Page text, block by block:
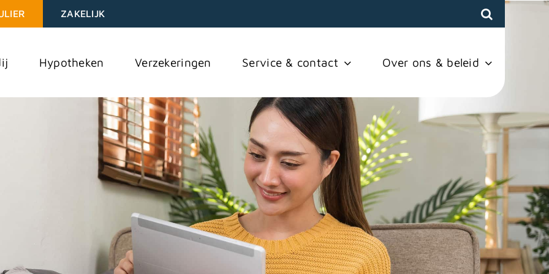
ZAKELIJK
Hypotheken Verzekeringen Service & contact Over ons & beleid